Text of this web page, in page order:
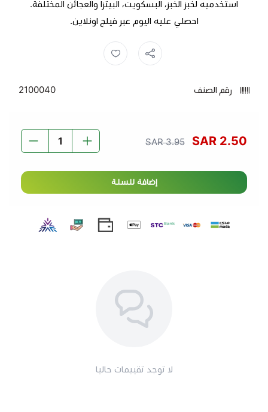
استخدميه لخبز الخبز، البسكويت، البيتزا والعجائن المختلفة.
احصلي عليه اليوم عبر فيلج اونلاين.
رقم الصنف 2100040
2.50 SAR
3.95 SAR
إضافة للسلة
لا توجد تقييمات حاليا